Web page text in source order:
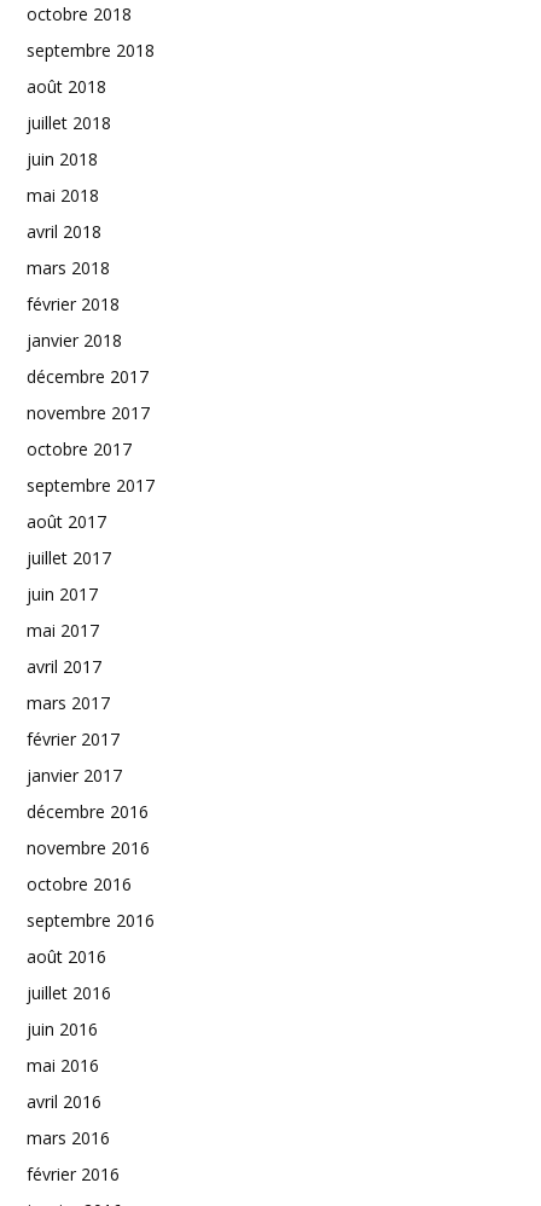
octobre 2018
septembre 2018
août 2018
juillet 2018
juin 2018
mai 2018
avril 2018
mars 2018
février 2018
janvier 2018
décembre 2017
novembre 2017
octobre 2017
septembre 2017
août 2017
juillet 2017
juin 2017
mai 2017
avril 2017
mars 2017
février 2017
janvier 2017
décembre 2016
novembre 2016
octobre 2016
septembre 2016
août 2016
juillet 2016
juin 2016
mai 2016
avril 2016
mars 2016
février 2016